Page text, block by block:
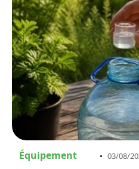
Équipement 03/08/